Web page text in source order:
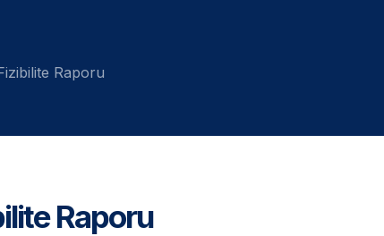
Raporu
Raporu